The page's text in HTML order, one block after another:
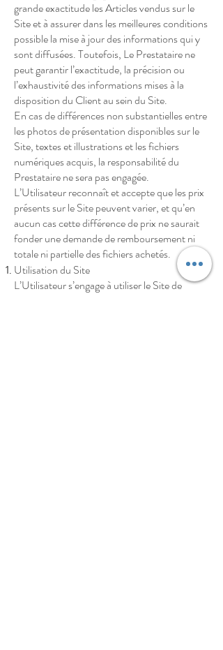
grande exactitude les Articles vendus sur le
Site et à assurer dans les meilleures conditions
possible la mise à jour des informations qui y
sont diffusées. Toutefois, Le Prestataire ne
peut garantir l’exactitude, la précision ou
l’exhaustivité des informations mises à la
disposition du Client au sein du Site.
En cas de différences non substantielles entre
les photos de présentation disponibles sur le
Site, textes et illustrations et les fichiers
numériques acquis, la responsabilité du
Prestataire ne sera pas engagée.
L’Utilisateur reconnaît et accepte que les prix
présents sur le Site peuvent varier, et qu’en
aucun cas cette différence de prix ne saurait
fonder une demande de remboursement ni
totale ni partielle des fichiers achetés.
Utilisation du Site
L’Utilisateur s’engage à utiliser le Site de